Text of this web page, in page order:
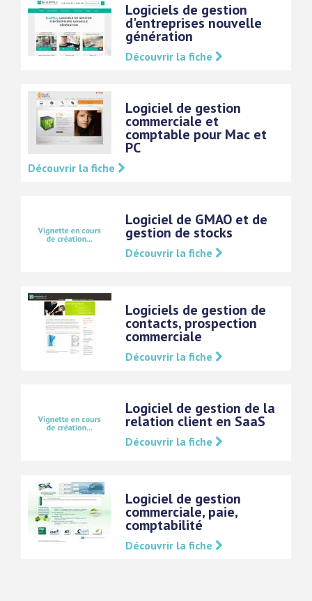
Logiciels de gestion
d'entreprises nouvelle
génération
Découvrir la fiche
Logiciel de gestion
commerciale et
comptable pour Mac et
PC
Découvrir la fiche
Logiciel de GMAO et de
gestion de stocks
Découvrir la fiche
Logiciels de gestion de
contacts, prospection
commerciale
Découvrir la fiche
Logiciel de gestion de la
relation client en SaaS
Découvrir la fiche
Logiciel de gestion
commerciale, paie,
comptabilité
Découvrir la fiche